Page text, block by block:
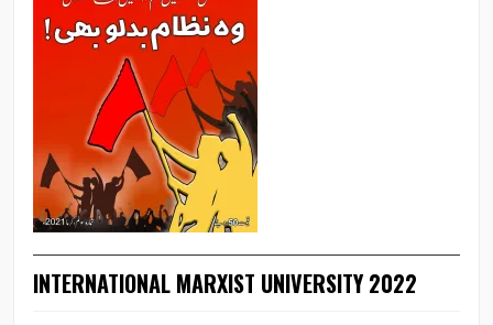
INTERNATIONAL MARXIST UNIVERSITY 2022